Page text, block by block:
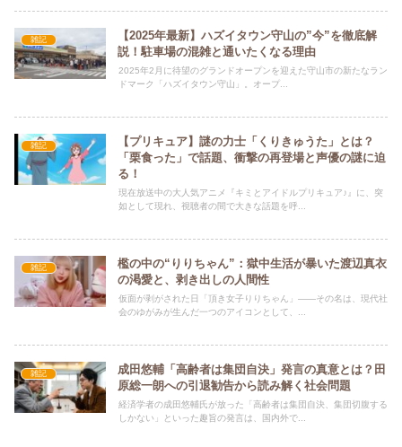
雑記
【2025年最新】ハズイタウン守山の”今”を徹底解
説！駐車場の混雑と通いたくなる理由
2025年2月に待望のグランドオープンを迎えた守山市の新たなラン
ドマーク「ハズイタウン守山」。オープ...
雑記
【プリキュア】謎の力士「くりきゅうた」とは？
「栗食った」で話題、衝撃の再登場と声優の謎に迫
る！
現在放送中の大人気アニメ『キミとアイドルプリキュア♪』に、突
如として現れ、視聴者の間で大きな話題を呼...
雑記
檻の中の“りりちゃん”：獄中生活が暴いた渡辺真衣
の渇愛と、剥き出しの人間性
仮面が剥がされた日「頂き女子りりちゃん」――その名は、現代社
会のゆがみが生んだ一つのアイコンとして、...
雑記
成田悠輔「高齢者は集団自決」発言の真意とは？田
原総一朗への引退勧告から読み解く社会問題
経済学者の成田悠輔氏が放った「高齢者は集団自決、集団切腹する
しかない」といった趣旨の発言は、国内外で...